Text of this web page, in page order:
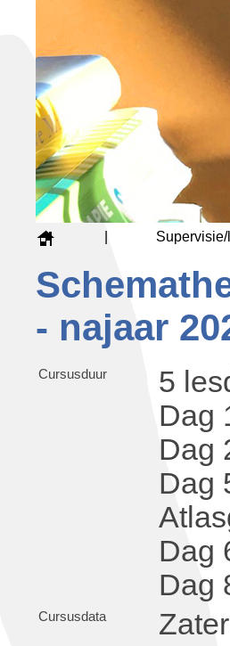
- najaar
Cursusduur
5
Dag
Dag
Dag
Dag
Dag
Cursusdata